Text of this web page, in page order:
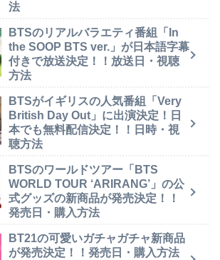
法
BTSのリアルバラエティ番組「In
the SOOP BTS ver.」が日本語字幕
付きで放送決定！！放送日・視聴
方法
BTSがイギリスの人気番組「Very
British Day Out」に出演決定！日
本でも無料配信決定！！日時・視
聴方法
BTSのワールドツアー「BTS
WORLD TOUR ‘ARIRANG’」の公
式グッズの新商品が発売決定！！
発売日・購入方法
BT21の可愛いガチャガチャ新商品
が発売決定！！発売日・購入方法